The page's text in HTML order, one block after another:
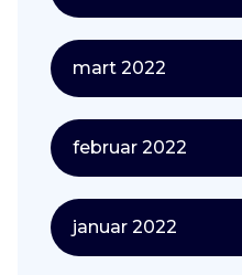
mart 2022
februar 2022
januar 2022